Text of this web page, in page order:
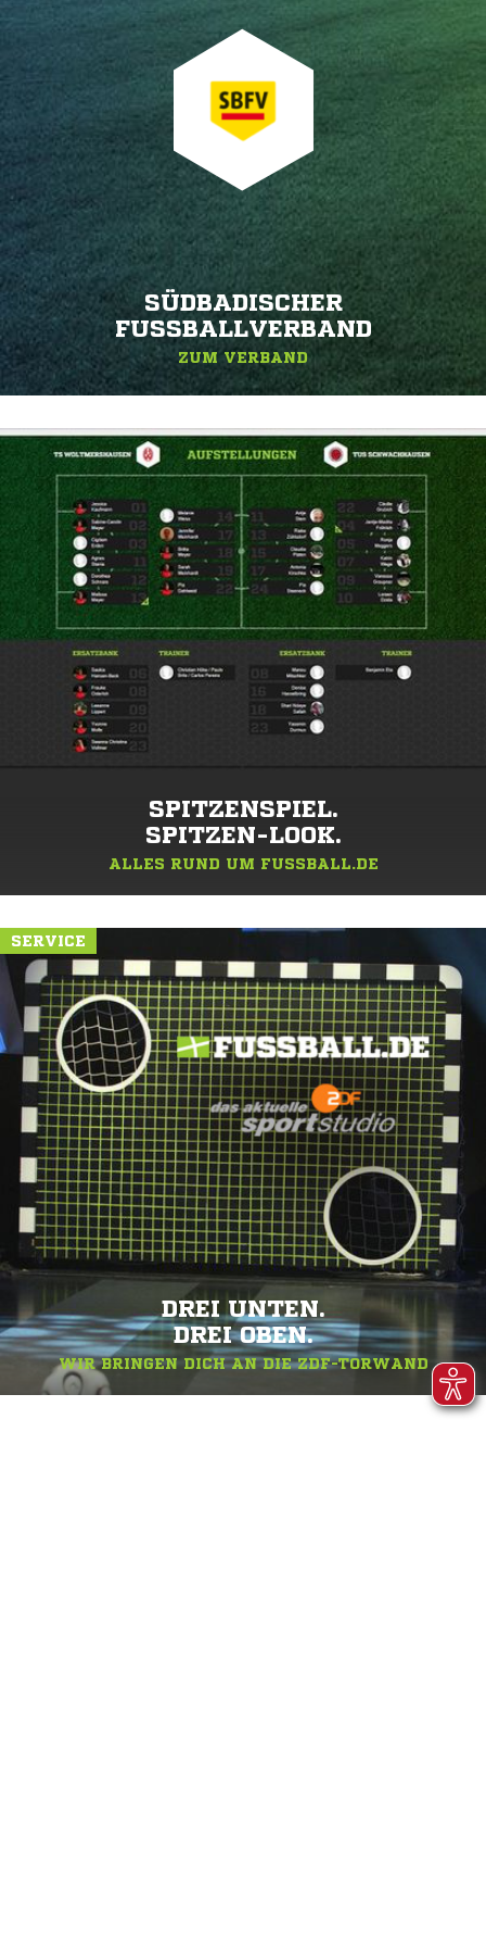
SÜDBADISCHER
FUSSBALLVERBAND
ZUM VERBAND
SPITZENSPIEL.
SPITZEN-LOOK.
ALLES RUND UM FUSSBALL.DE
SERVICE
DREI UNTEN.
DREI OBEN.
WIR BRINGEN DICH AN DIE ZDF-TORWAND